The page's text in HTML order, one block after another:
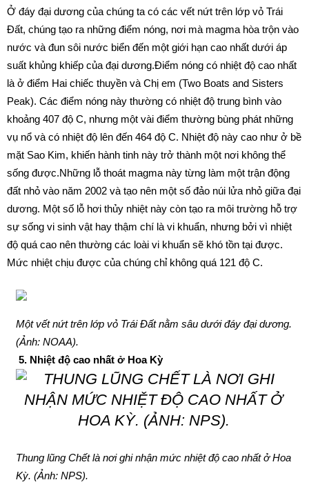
Ở đáy đại dương của chúng ta có các vết nứt trên lớp vỏ Trái
Đất, chúng tạo ra những điểm nóng, nơi mà magma hòa trộn vào
nước và đun sôi nước biển đến một giới hạn cao nhất dưới áp
suất khủng khiếp của đại dương.Điểm nóng có nhiệt độ cao nhất
là ở điểm Hai chiếc thuyền và Chị em (Two Boats and Sisters
Peak). Các điểm nóng này thường có nhiệt độ trung bình vào
khoảng 407 độ C, nhưng một vài điểm thường bùng phát những
vụ nổ và có nhiệt độ lên đến 464 độ C. Nhiệt độ này cao như ở bề
mặt Sao Kim, khiến hành tinh này trở thành một nơi không thể
sống được.Những lỗ thoát magma này từng làm một trận động
đất nhỏ vào năm 2002 và tạo nên một số đảo núi lửa nhỏ giữa đại
dương. Một số lỗ hơi thủy nhiệt này còn tạo ra môi trường hỗ trợ
sự sống vi sinh vật hay thậm chí là vi khuẩn, nhưng bởi vì nhiệt
độ quá cao nên thường các loài vi khuẩn sẽ khó tồn tại được.
Mức nhiệt chịu được của chúng chỉ không quá 121 độ C.
Một vết nứt trên lớp vỏ Trái Đất nằm sâu dưới đáy đại dương.
(Ảnh: NOAA).
5. Nhiệt độ cao nhất ở Hoa Kỳ
Thung lũng Chết là nơi ghi nhận mức nhiệt độ cao nhất ở Hoa
Kỳ. (Ảnh: NPS).